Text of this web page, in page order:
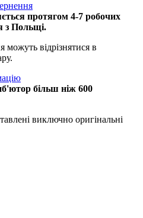
протягом 4-7 робочих
з Польщі.
можуть відрізнятися в
більш ніж 600
виключно оригінальні